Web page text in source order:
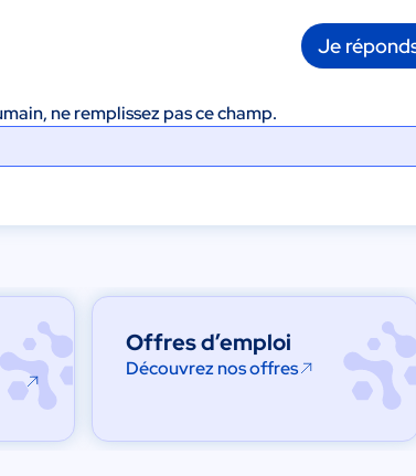
Je
ne remplissez pas ce champ.
Offres d’emploi
Découvrez nos offres